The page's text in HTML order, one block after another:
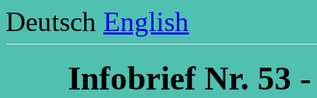
Deutsch English
Infobrief Nr. 53